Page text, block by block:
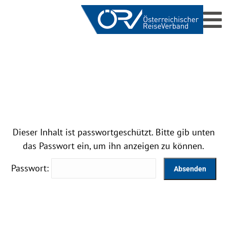
Dieser Inhalt ist passwortgeschützt. Bitte gib unten
das Passwort ein, um ihn anzeigen zu können.
Passwort: